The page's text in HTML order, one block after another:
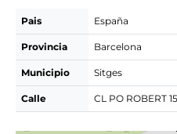
Pais España
Provincia Barcelona
Municipio Sitges
Calle CL PO ROBERT